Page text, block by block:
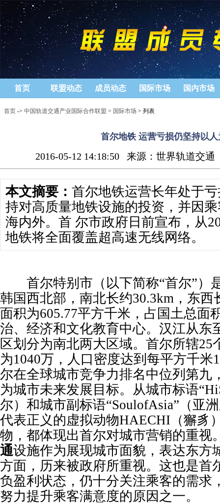
首页 联盟动态 成员动态 国际市场 国内市场
首页 -> 中国轨道交通产业国际合作联盟 > 国际市场 > 列表
首尔地铁 运营亏损仍坚持以人
2016-05-12 14:18:50 来源：世界轨道交通
本文摘要： 首尔地铁运营长年处于
持对高质量地铁设施的投资，并因
海内外。首 尔市政府日前宣布，从
地铁将全面覆盖超高速无线网络。
首尔特别市（以下简称“首尔”）
韩国西北部，南北长约30.3km，东西
面积为605.77平方千米，占国土总面
治、经济和文化教育中心。汉江从东
区划分为南北两大区域。首尔所辖25
为1040万，人口密度达到每平方千米
尔在全球城市竞争力排名中位列第九
为城市未来发展目标。从城市标语
尔）和城市副标语“SoulofAsia”（亚
代表正义的虚拟动物HAECHI（獬豸
物，都体现出首尔对城市营销的重视
通设施作为展现城市面貌，表达东方
方面，历来被政府所重视。这也是首
负盈利状态，仍十分关注乘客的需求
努力提升乘客满意度的原因之一。